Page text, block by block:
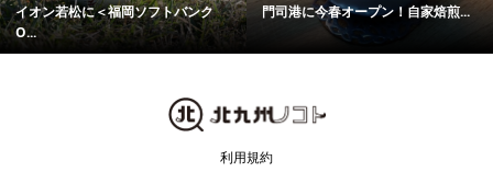
イオン若松に＜福岡ソフトバンク
O...
門司港に今春オープン！自家焙煎...
利用規約